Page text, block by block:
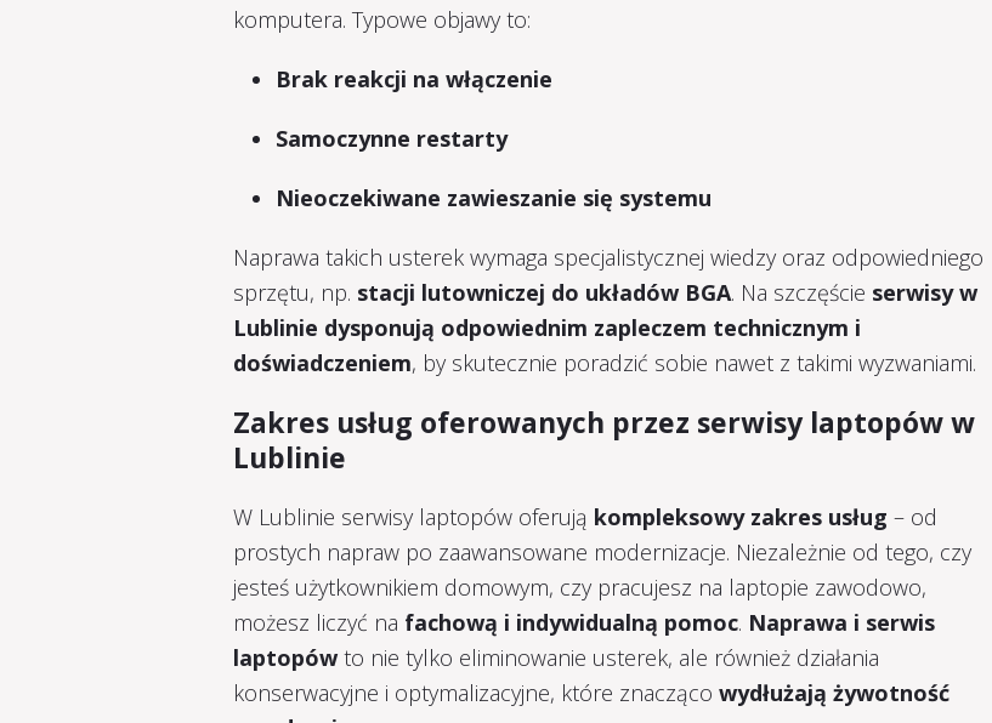
komputera. Typowe objawy to:
Brak reakcji na włączenie
Samoczynne restarty
Nieoczekiwane zawieszanie się systemu
Naprawa takich usterek wymaga specjalistycznej wiedzy oraz odpowiedniego
sprzętu, np. stacji lutowniczej do układów BGA. Na szczęście serwisy w
Lublinie dysponują odpowiednim zapleczem technicznym i
doświadczeniem, by skutecznie poradzić sobie nawet z takimi wyzwaniami.
Zakres usług oferowanych przez serwisy laptopów w
Lublinie
W Lublinie serwisy laptopów oferują kompleksowy zakres usług – od
prostych napraw po zaawansowane modernizacje. Niezależnie od tego, czy
jesteś użytkownikiem domowym, czy pracujesz na laptopie zawodowo,
możesz liczyć na fachową i indywidualną pomoc. Naprawa i serwis
laptopów to nie tylko eliminowanie usterek, ale również działania
konserwacyjne i optymalizacyjne, które znacząco wydłużają żywotność